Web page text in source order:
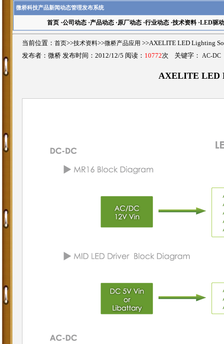
微桥科技产品新闻动态管理发布系统
首页·公司动态·产品动态·原厂动态·行业动态·技术资料·LED驱动
当前位置： 首页>>技术资料>>微桥产品应用 >>AXELITE LED Lighting
发布者：微桥 发布时间：2012/12/5 阅读： 10772次 关键字： AC-DC
AXELITE LED